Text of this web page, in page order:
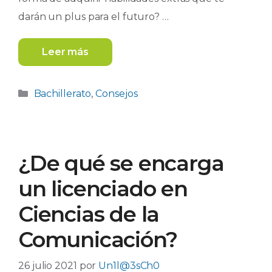
darán un plus para el futuro? …
Leer más
Categorías
Bachillerato,Consejos
¿De qué se encarga
un licenciado en
Ciencias de la
Comunicación?
26 julio 2021 por Un1l@3sCh0